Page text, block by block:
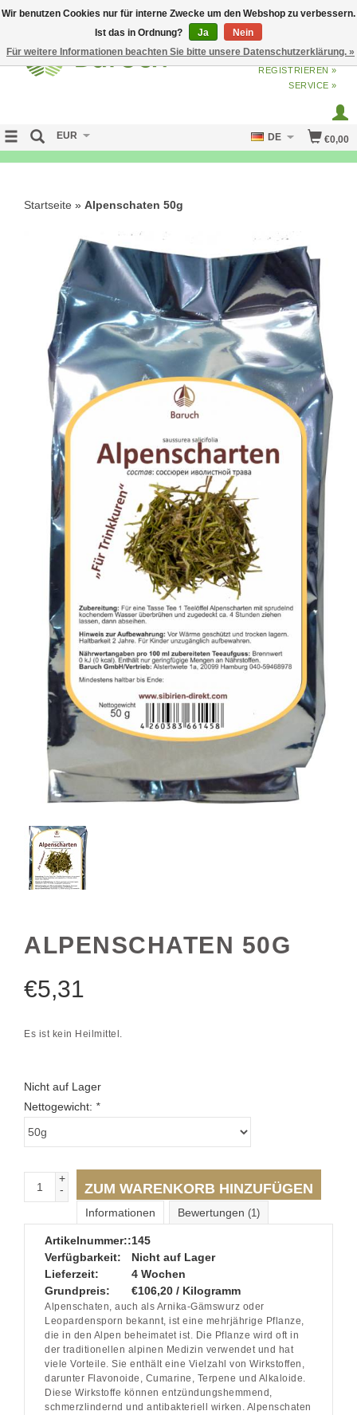
ANMELDENODERJETZT
REGISTRIEREN »
SERVICE »
€0,00
EUR DE
Startseite » Alpenschaten 50g
ALPENSCHATEN 50G
€5,31
Es ist kein Heilmittel.
Nicht auf Lager
Nettogewicht: *
+
-
ZUM WARENKORB HINZUFÜGEN
Informationen Bewertungen (1)
Artikelnummer::145
Verfügbarkeit:
Nicht auf Lager
Lieferzeit:
4 Wochen
Grundpreis:
€106,20 / Kilogramm
Alpenschaten, auch als Arnika-Gämswurz oder
Leopardensporn bekannt, ist eine mehrjährige Pflanze,
die in den Alpen beheimatet ist. Die Pflanze wird oft in
der traditionellen alpinen Medizin verwendet und hat
viele Vorteile. Sie enthält eine Vielzahl von Wirkstoffen,
darunter Flavonoide, Cumarine, Terpene und Alkaloide.
Diese Wirkstoffe können entzündungshemmend,
schmerzlindernd und antibakteriell wirken. Alpenschaten
Wir benutzen Cookies nur für interne Zwecke um den Webshop zu verbessern.
Ist das in Ordnung?
Ja
Nein
Für weitere Informationen beachten Sie bitte unsere Datenschutzerklärung. »